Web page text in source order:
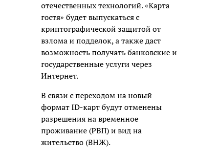
отечественных технологий. «Карта
гостя» будет выпускаться с
криптографической защитой от
взлома и подделок, а также даст
возможность получать банковские и
государственные услуги через
Интернет.
В связи с переходом на новый
формат ID-карт будут отменены
разрешения на временное
проживание (РВП) и вид на
жительство (ВНЖ).